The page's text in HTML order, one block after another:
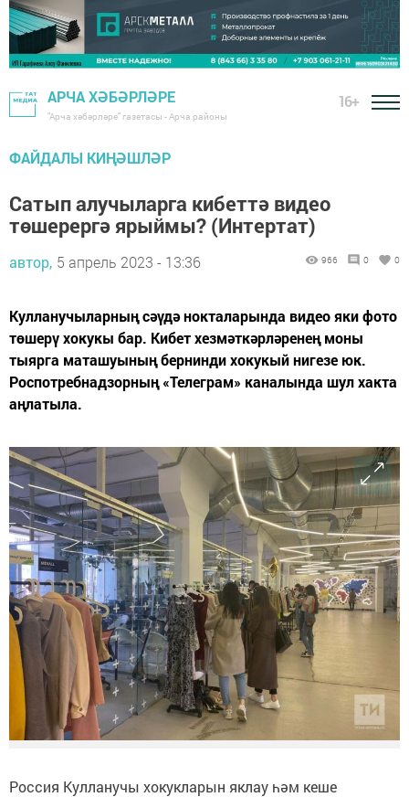
АРЧА ХӘБӘРЛӘРЕ
"Арча хәбәрләре" газетасы - Арча районы
16+
ФАЙДАЛЫ КИҢӘШЛӘР
Сатып алучыларга кибеттә видео
төшерергә ярыймы? (Интертат)
автор, 5 апрель 2023 - 13:36 966 0 0
Кулланучыларның сәүдә нокталарында видео яки фото
төшерү хокукы бар. Кибет хезмәткәрләренең моны
тыярга маташуының бернинди хокукый нигезе юк.
Роспотребнадзорның «Телеграм» каналында шул хакта
аңлатыла.
Россия Кулланучы хокукларын яклау һәм кеше